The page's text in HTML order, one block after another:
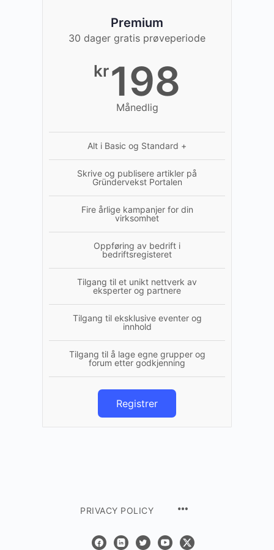
Premium
30 dager gratis prøveperiode
kr198
Månedlig
Alt i Basic og Standard +
Skrive og publisere artikler på
Gründervekst Portalen
Fire årlige kampanjer for din
virksomhet
Oppføring av bedrift i
bedriftsregisteret
Tilgang til et unikt nettverk av
eksperter og partnere
Tilgang til eksklusive eventer og
innhold
Tilgang til å lage egne grupper og
forum etter godkjenning
Registrer
PRIVACY POLICY